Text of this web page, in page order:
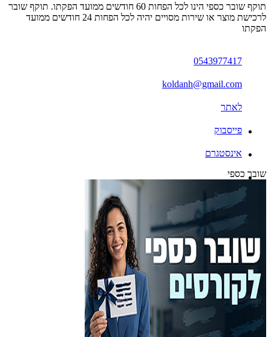
תוקף שובר כספי הינו לכל הפחות 60 חודשים ממועד הפקתו. תוקף שובר
לרכישת מוצר או שירות מסויים יהיה לכל הפחות 24 חודשים ממועד
הפקתו
0543977417
koldanh@gmail.com
לאתר
פייסבוק
אינסטגרם
שובר כספי